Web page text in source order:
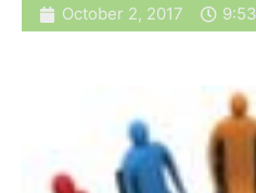
October 2, 2017